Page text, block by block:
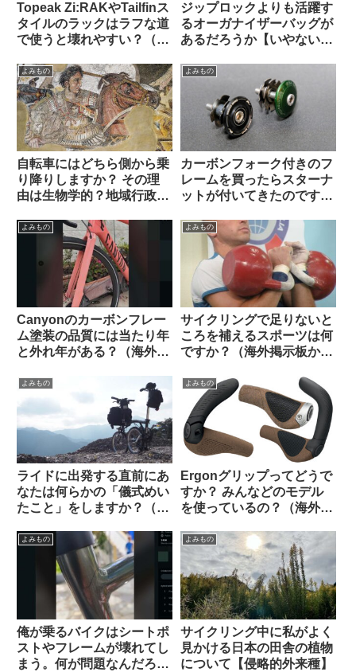
Topeak Zi:RAKやTailfinス
タイルのラックはラフな道
で使うと壊れやすい？（海
ジップロックよりも活躍す
るオーガナイザーバッグが
あるだろうか【いやない・
よみもの
自転車にはどちら側から乗
り降りしますか？ その理
由は生物学的？地域行政
板から】
よみもの
カーボンフォーク付きのフ
レームを買ったらスターナ
ットが付いてきたのですが
（海外掲示板から）
よみもの
Canyonのカーボンフレー
ム塗装の品質には当たり年
と外れ年がある？（海外掲
よみもの
サイクリングで足りないと
ころを補えるスポーツは何
ですか？（海外掲示板か
よみもの
ライドに出発する直前にあ
なたは何らかの「儀式めい
たこと」をしますか？（海
よみもの
Ergonグリップってどうで
すか？ みんなどのモデル
を使っているの？（海外掲
よみもの
俺が乗るバイクはシートポ
ストやフレームが壊れてし
まう。何が問題なんだろ
よみもの
サイクリング中に私がよく
見かける日本の田舎の植物
について【侵略的外来種】